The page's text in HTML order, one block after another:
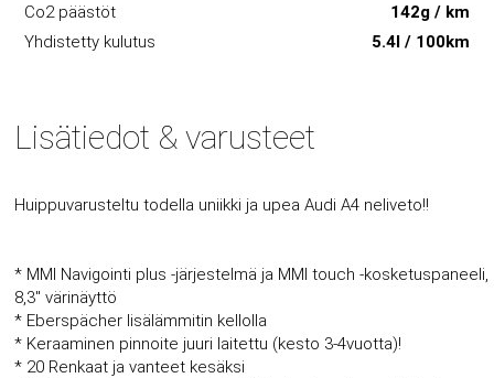
Co2 päästöt
142g / km
Yhdistetty kulutus
5.4l / 100km
Lisätiedot & varusteet
Huippuvarusteltu todella uniikki ja upea Audi A4 neliveto!!
* MMI Navigointi plus -järjestelmä ja MMI touch -kosketuspaneeli,
8,3" värinäyttö
* Eberspächer lisälämmitin kellolla
* Keraaminen pinnoite juuri laitettu (kesto 3-4vuotta)!
* 20 Renkaat ja vanteet kesäksi